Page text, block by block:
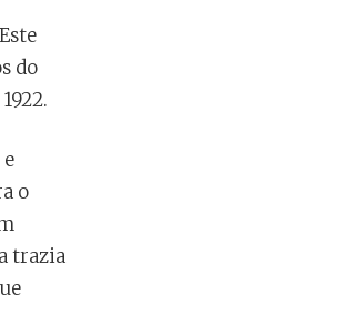
do
o
trazia